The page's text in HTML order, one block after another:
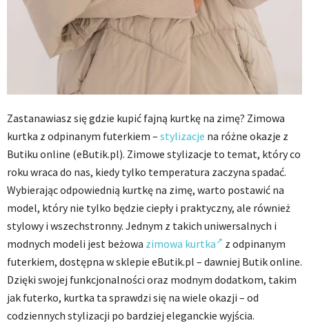
Zastanawiasz się gdzie kupić fajną kurtkę na zimę? Zimowa
kurtka z odpinanym futerkiem – stylizacje na różne okazje z
Butiku online (eButik.pl). Zimowe stylizacje to temat, który co
roku wraca do nas, kiedy tylko temperatura zaczyna spadać.
Wybierając odpowiednią kurtkę na zimę, warto postawić na
model, który nie tylko będzie ciepły i praktyczny, ale również
stylowy i wszechstronny. Jednym z takich uniwersalnych i
modnych modeli jest beżowa zimowa kurtka
z odpinanym
futerkiem, dostępna w sklepie eButik.pl – dawniej Butik online.
Dzięki swojej funkcjonalności oraz modnym dodatkom, takim
jak futerko, kurtka ta sprawdzi się na wiele okazji – od
codziennych stylizacji po bardziej eleganckie wyjścia.